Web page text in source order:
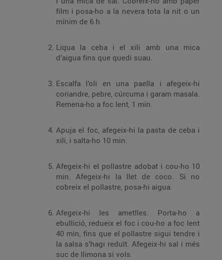
film i posa-ho a la nevera tota la nit o un
mínim de 6 h.
Liqua la ceba i el xili amb una mica
d’aigua fins que quedi suau.
Escalfa l’oli en una paella i afegeix-hi
coriandre, pebre, cúrcuma i garam masala.
Remena-ho a foc lent, 1 min.
Apuja el foc, afegeix-hi la pasta de ceba i
xili, i salta-ho 10 min.
Afegeix-hi el pollastre adobat i cou-ho 10
min. Afegeix-hi la llet de coco. Si no
cobreix el pollastre, posa-hi aigua.
Afegeix-hi les ametlles. Porta-ho a
ebullició, redueix el foc i cou-ho a foc lent
40 min, fins que el pollastre sigui tendre i
la salsa s’hagi reduït. Afegeix-hi sal i més
suc de llimona si vols.